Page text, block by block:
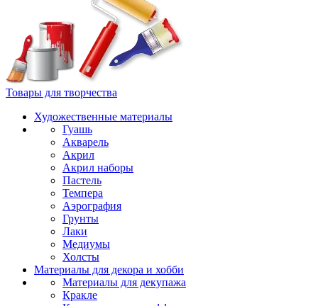
Товары для творчества
Художественные материалы
Гуашь
Акварель
Акрил
Акрил наборы
Пастель
Темпера
Аэрография
Грунты
Лаки
Медиумы
Холсты
Материалы для декора и хобби
Материалы для декупажа
Кракле